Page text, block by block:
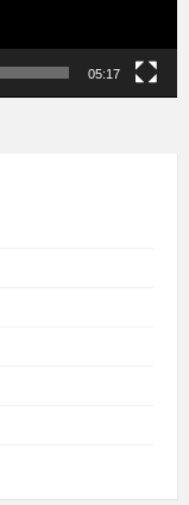
05:17